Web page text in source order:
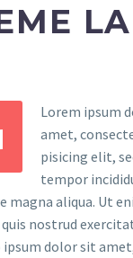
Lorem ipsum
amet,
pisicing elit,
tempor
magna aliqua. Ut
nostrud
dolor sit